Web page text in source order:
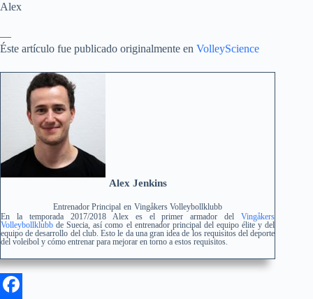
Alex
—
Éste artículo fue publicado originalmente en VolleyScience
Alex Jenkins
Entrenador Principal en Vingåkers Volleybollklubb
En la temporada 2017/2018 Alex es el primer armador delVingåkers
Volleybollklubb de Suecia, así como el entrenador principal del equipo élite y del
equipo de desarrollo del club. Esto le da una gran idea de los requisitos del deporte
del voleibol y cómo entrenar para mejorar en torno a estos requisitos.